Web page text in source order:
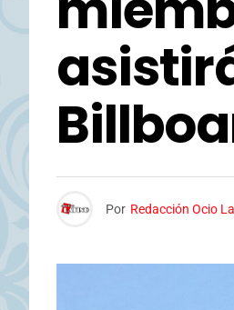
Por Redacción Ocio